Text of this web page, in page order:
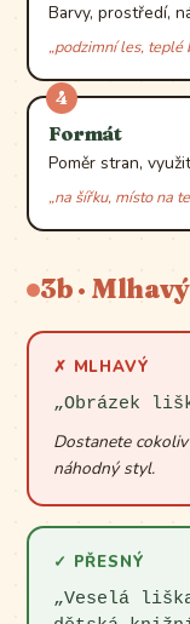
Barvy, prostředí,
„podzimní les, teplé
4
Formát
Poměr stran,
„na šířku, místo na
3b ·
✗ MLHAVÝ
„Obrázek
Dostanete
náhodný styl.
✓ PŘESNÝ
„Veselá